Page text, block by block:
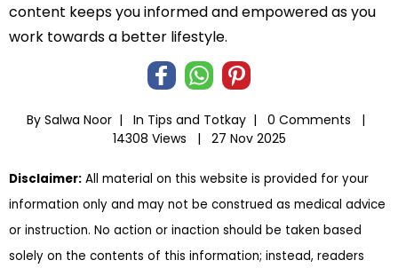
content keeps you informed and empowered as you
work towards a better lifestyle.
By Salwa Noor | In Tips and Totkay|
0 Comments |
14308 Views |
27 Nov 2025
Disclaimer: All material on this website is provided for your
information only and may not be construed as medical advice
or instruction. No action or inaction should be taken based
solely on the contents of this information; instead, readers